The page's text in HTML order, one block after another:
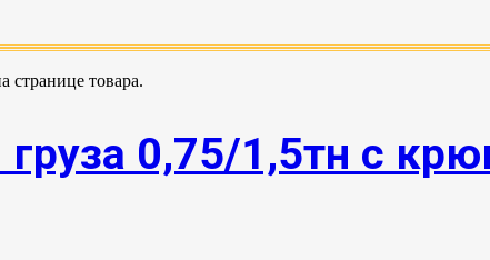
странице товара.
0,75/1,5тн с